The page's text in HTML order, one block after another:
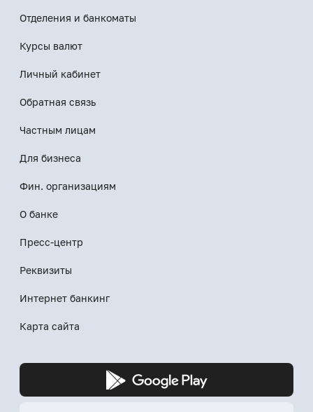
Отделения и банкоматы
Курсы валют
Личный кабинет
Обратная связь
Частным лицам
Для бизнеса
Фин. организациям
О банке
Пресс-центр
Реквизиты
Интернет банкинг
Карта сайта